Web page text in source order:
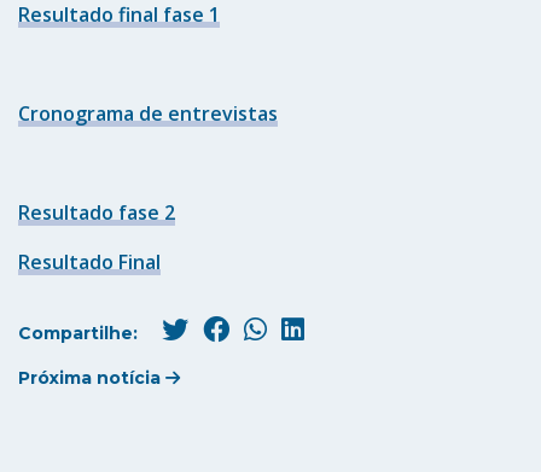
Resultado final fase 1
Cronograma de entrevistas
Resultado fase 2
Resultado Final
Compartilhe:
Próxima notícia